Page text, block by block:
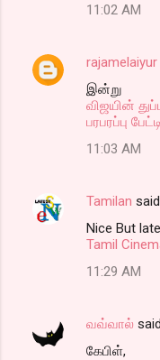
11:02 AM
rajamelaiyur
இன்று
விஜயின்
பரபரப்பு பேட்டி
11:03 AM
Tamilan said…
Nice But late...
Tamil
11:29 AM
வவ்வால்
கேபிள்,